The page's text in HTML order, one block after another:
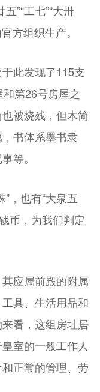
”“工七”“大卅
方组织生产。
此发现了115支
第26号房屋之
被烧残，但木简
书体系墨书隶
等。
，也有“大泉五
币，为我们判定
应属前殿的附属
具、生活用品和
看，这组房址居
室的一般工作人
正常的管理、劳